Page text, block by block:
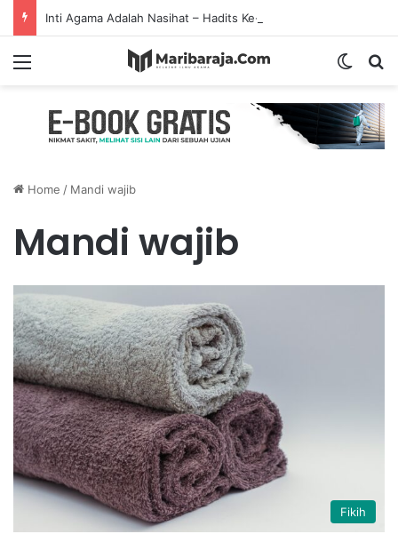
Inti Agama Adalah Nasihat – Hadits Ke-7 Arbain Nawawi
Home / Mandi wajib
Mandi wajib
Fikih